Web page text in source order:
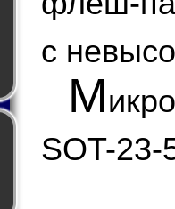
с
М
SOT-23-